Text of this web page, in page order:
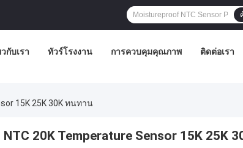
วกับเรา ทัวร์โรงงาน การควบคุมคุณภาพ ติดต่อเรา
15K 25K 30K ทนทาน
20K Temperature Sensor 15K 25K